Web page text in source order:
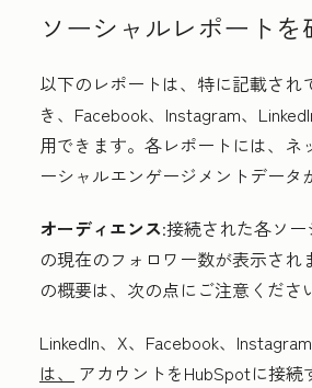
ソーシャルレポートを
以下のレポートは、特に記載され
き、Facebook、Instagram、
用できます。各レポートには、ネ
ーシャルエンゲージメントデータ
オーディエンス:接続された各ソ
の現在のフォロワー数が表示され
の概要は、次の点にご注意くださ
LinkedIn、X、Facebook、
は、
アカウントをHubSpotに接続